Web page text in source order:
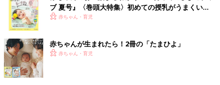
ブ 夏号』〈巻頭大特集〉初めての授乳がうまくい
く！ おっぱい・ミルクの基本と夏のトラブル 解決テ
赤ちゃん・育児
赤ちゃんが生まれたら！2冊の「たまひよ」
赤ちゃん・育児